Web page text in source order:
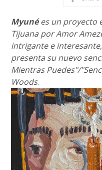
Myuné es un proyecto
Tijuana por Amor
intrigante e
presenta su nuevo
Mientras Puedes"/
Woods.